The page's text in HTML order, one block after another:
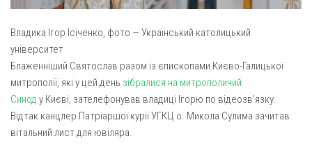
Різдва Пресвятої Богородиці (с. Вільховатка)
Св. Апостола Андрія Первозванного (с. Засулля)
Св. Миколая (с. Деменки)
Успіння Пресвятої Богородиці (м. Кременчук)
Владика Ігор Ісіченко, фото — Український католицький
університет
Блаженніший Святослав разом із єпископами Києво-Галицької
митрополії, які у цей день зібралися на митрополичий
Синод у Києві, зателефонував владиці Ігорю по відеозв’язку.
Відтак канцлер Патріаршої курії УГКЦ о. Микола Сулима зачитав
вітальний лист для ювіляра.